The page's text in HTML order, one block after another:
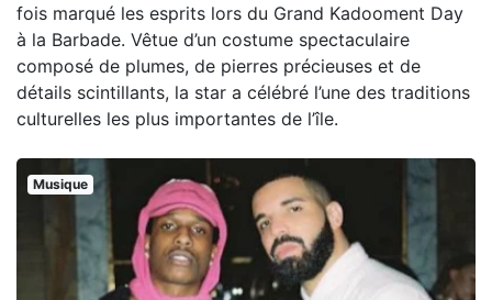
fois marqué les esprits lors du Grand Kadooment Day
à la Barbade. Vêtue d’un costume spectaculaire
composé de plumes, de pierres précieuses et de
détails scintillants, la star a célébré l’une des traditions
culturelles les plus importantes de l’île.
Musique